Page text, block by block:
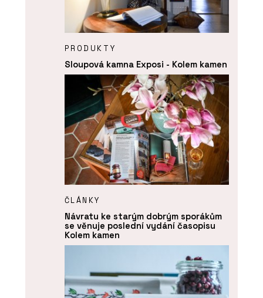
PRODUKTY
Sloupová kamna Exposi - Kolem kamen
ČLÁNKY
Návratu ke starým dobrým sporákům
se věnuje poslední vydání časopisu
Kolem kamen